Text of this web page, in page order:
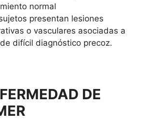
normal
presentan lesiones
o vasculares asociadas a
difícil diagnóstico precoz.
DE